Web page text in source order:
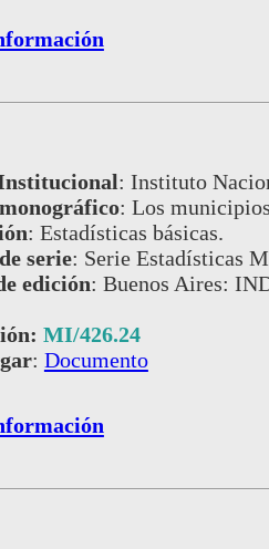
: Instituto
: Los
: Estadísticas básicas.
serie: Serie Estadísticas
edición: Buenos Aires:
MI/426.24
: Documento